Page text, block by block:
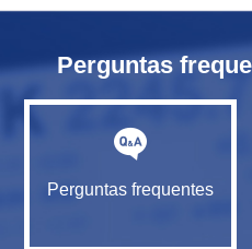
Perguntas
Perguntas frequentes